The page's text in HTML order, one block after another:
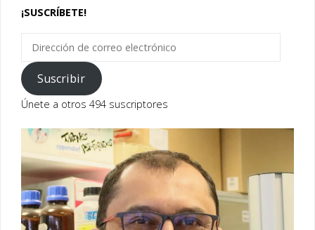
¡SUSCRÍBETE!
Dirección
correo
electrónico
Suscribir
Únete a otros 494 suscriptores